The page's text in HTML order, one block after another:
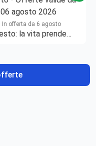
In offerta da 6 agosto
la vita prende